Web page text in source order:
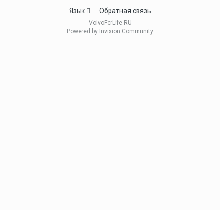
Язык Обратная связь
VolvoForLife.RU
Powered by Invision Community